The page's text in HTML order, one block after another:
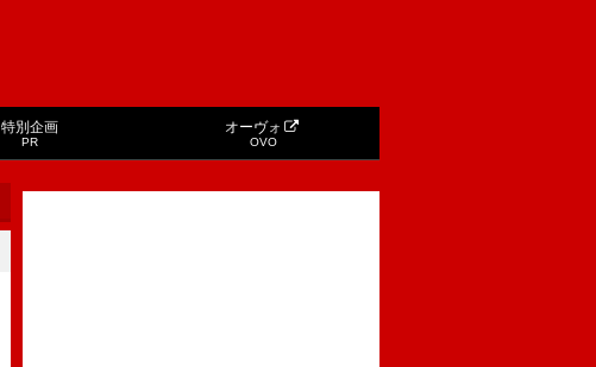
特別企画
PR
オーヴォ
OVO